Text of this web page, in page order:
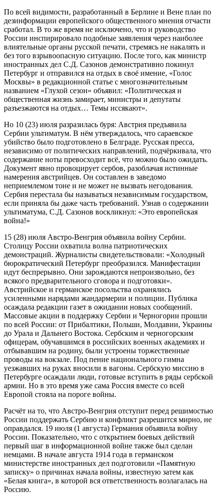
По всей видимости, разработанный в Берлине и Вене план по
дезинформации европейского общественного мнения отчасти
сработал. В то же время не исключено, что и руководство
России инспирировало подобные заявления через наиболее
влиятельные органы русской печати, стремясь не накалять и
без того взрывоопасную ситуацию. После того, как министр
иностранных дел С.Д. Сазонов демонстративно покинул
Петербург и отправился на отдых в своё имение, «Голос
Москвы» в редакционной статье с многозначительным
названием «Глухой сезон» объявил: «Политическая и
общественная жизнь замирает, министры и депутаты
разъезжаются на отдых… Темы иссякают».
Но 10 (23) июля разразилась буря: Австрия предъявила
Сербии ультиматум. В нём утверждалось, что сараевское
убийство было подготовлено в Белграде. Русская пресса,
независимо от политических направлений, подчёркивала, что
содержание ноты превосходит всё, что можно было ожидать.
Документ явно провоцирует сербов, разоблачая истинные
намерения австрийцев. Он составлен в заведомо
неприемлемом тоне и не может не вызвать негодования.
Сербия перестала бы называться независимым государством,
если приняла бы даже часть требований. Узнав о содержании
ультиматума, С.Д. Сазонов воскликнул: «Это европейская
война!»
15 (28) июля Австро-Венгрия объявила войну Сербии.
Столицу России охватила волна патриотических
демонстраций. Журналисты свидетельствовали: «Холодный
бюрократический Петербург преобразился. Манифестации
идут беспрерывно. Они зарождаются непроизвольно, без
всякого предварительного сговора и подготовки».
Австрийское и германское посольства охранялись
усиленными нарядами жандармерии и полиции. Публика
осаждала редакции газет в ожидании новых сообщений.
Массовые акции в поддержку Сербии и Черногории прошли
по всей России: от Прибалтики, Польши, Молдавии, Украины
до Урала и Дальнего Востока. Сербским и черногорским
офицерам, обучавшимся в российских военных академиях и
отбывавшим на родину, были устроены торжественные
проводы на вокзале. Под пение национального гимна
уезжавших на руках вносили в вагоны. Сербскую миссию в
Петербурге осаждали люди, готовые вступить в ряды сербской
армии. Но в это время уже сама Россия вместе со всей
Европой стояла на пороге войны.
Расчёт на то, что Австро-Венгрия отступит перед решимостью
России поддержать Сербию и конфликт разрешится мирно, не
оправдался. 19 июля (1 августа) Германия объявила войну
России. Показательно, что с открытием боевых действий
первый шаг в информационной войне также был сделан
немцами. В начале августа 1914 года в германском
министерстве иностранных дел подготовили «Памятную
записку» о причинах начала войны, известную затем как
«Белая книга», в которой вся ответственность возлагалась на
Россию.